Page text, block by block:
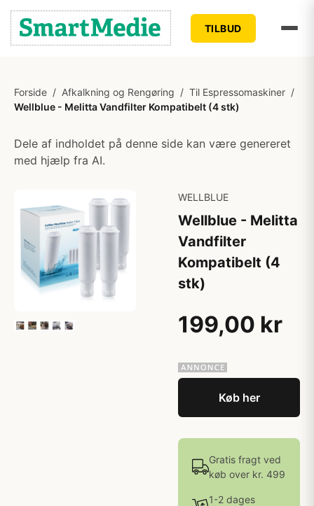
TILBUD
Forside / Afkalkning og Rengøring / Til Espressomaskiner /
Wellblue - Melitta Vandfilter Kompatibelt (4 stk)
Dele af indholdet på denne side kan være genereret
med hjælp fra AI.
WELLBLUE
Wellblue - Melitta
Vandfilter
Kompatibelt (4
stk)
199,00 kr
Køb her
Gratis fragt ved
køb over kr. 499
1-2 dages